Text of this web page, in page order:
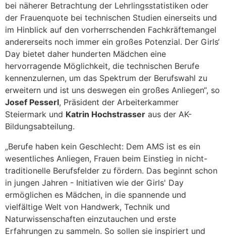
bei näherer Betrachtung der Lehrlingsstatistiken oder
der Frauenquote bei technischen Studien einerseits und
im Hinblick auf den vorherrschenden Fachkräftemangel
andererseits noch immer ein großes Potenzial. Der Girls‘
Day bietet daher hunderten Mädchen eine
hervorragende Möglichkeit, die technischen Berufe
kennenzulernen, um das Spektrum der Berufswahl zu
erweitern und ist uns deswegen ein großes Anliegen“, so
Josef Pesserl, Präsident der Arbeiterkammer
Steiermark und Katrin Hochstrasser aus der AK-
Bildungsabteilung.
„Berufe haben kein Geschlecht: Dem AMS ist es ein
wesentliches Anliegen, Frauen beim Einstieg in nicht-
traditionelle Berufsfelder zu fördern. Das beginnt schon
in jungen Jahren - Initiativen wie der Girls' Day
ermöglichen es Mädchen, in die spannende und
vielfältige Welt von Handwerk, Technik und
Naturwissenschaften einzutauchen und erste
Erfahrungen zu sammeln. So sollen sie inspiriert und